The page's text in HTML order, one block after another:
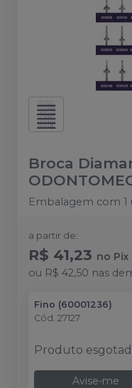
Broca
Embalagem com 1
a partir de:
R$ 41,23 no Pix
ou R$ 42,50 nas
Fino (60001236)
Cód. 27127
Produto
Avise-me